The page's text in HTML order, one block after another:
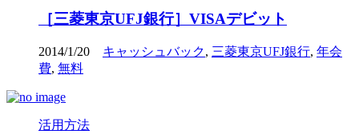
［三菱東京UFJ銀行］VISAデビット
2014/1/20 キャッシュバック, 三菱東京UFJ銀行, 年会
費, 無料
活用方法